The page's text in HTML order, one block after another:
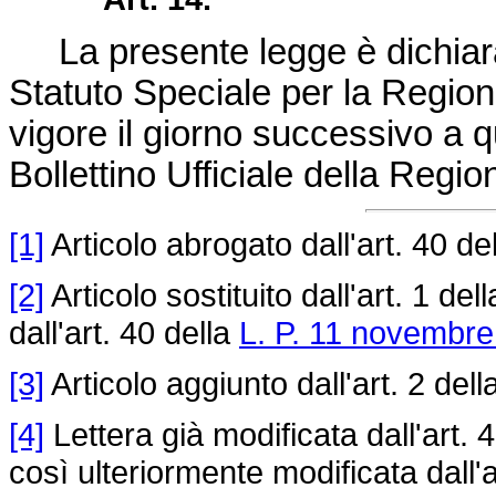
La presente legge è
Statuto Speciale per la
vigore il giorno successivo a
Bollettino Ufficiale della
[1] Articolo abrogato dall'art. 40
[2] Articolo sostituito dall'art. 1
dall'art. 40 della L. P. 11
[3] Articolo aggiunto dall'art. 2
[4] Lettera già modificata dall'art.
così ulteriormente modificata